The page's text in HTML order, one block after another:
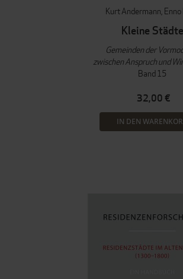
Kurt Andermann
Kleine Städte
Gemeinden der
zwischen Anspruch und
Band 15
32,00 €
IN DEN